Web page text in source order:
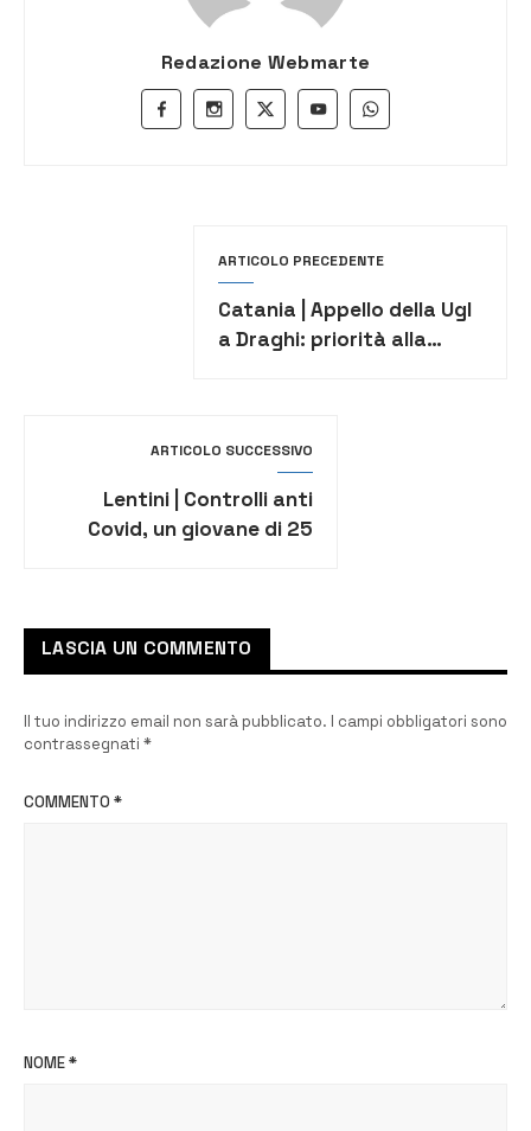
Redazione Webmarte
ARTICOLO PRECEDENTE
Catania | Appello della Ugl
a Draghi: priorità alla
ARTICOLO SUCCESSIVO
Lentini | Controlli anti
Covid, un giovane di 25
LASCIA UN COMMENTO
Il tuo indirizzo email non sarà pubblicato. I campi obbligatori sono
contrassegnati *
COMMENTO *
NOME*